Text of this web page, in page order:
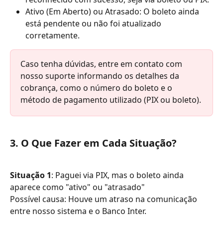
Ativo (Em Aberto) ou Atrasado: O boleto ainda
está pendente ou não foi atualizado
corretamente.
Caso tenha dúvidas, entre em contato com
nosso suporte informando os detalhes da
cobrança, como o número do boleto e o
método de pagamento utilizado (PIX ou boleto).
3. O Que Fazer em Cada Situação?
Situação 1: Paguei via PIX, mas o boleto ainda
aparece como "ativo" ou "atrasado"
Possível causa: Houve um atraso na comunicação
entre nosso sistema e o Banco Inter.